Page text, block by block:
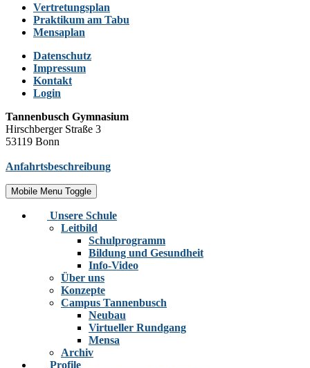
Vertretungsplan
Praktikum am Tabu
Mensaplan
Datenschutz
Impressum
Kontakt
Login
Tannenbusch Gymnasium
Hirschberger Straße 3
53119 Bonn
Anfahrtsbeschreibung
Mobile Menu Toggle
Unsere Schule
Leitbild
Schulprogramm
Bildung und Gesundheit
Info-Video
Über uns
Konzepte
Campus Tannenbusch
Neubau
Virtueller Rundgang
Mensa
Archiv
Profile